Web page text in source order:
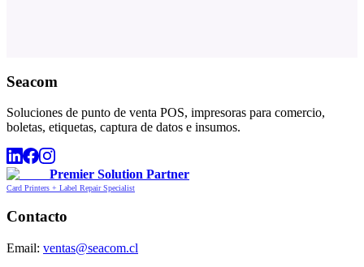
Seacom
Soluciones de punto de venta POS, impresoras para comercio,
boletas, etiquetas, captura de datos e insumos.
Premier Solution Partner
Card Printers + Label Repair Specialist
Contacto
Email: ventas@seacom.cl